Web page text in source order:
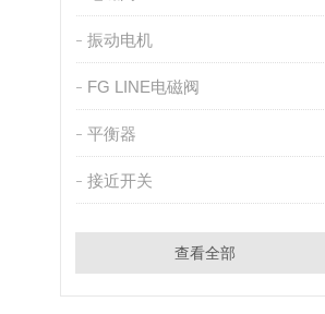
振动电机
FG LINE电磁阀
平衡器
接近开关
查看全部